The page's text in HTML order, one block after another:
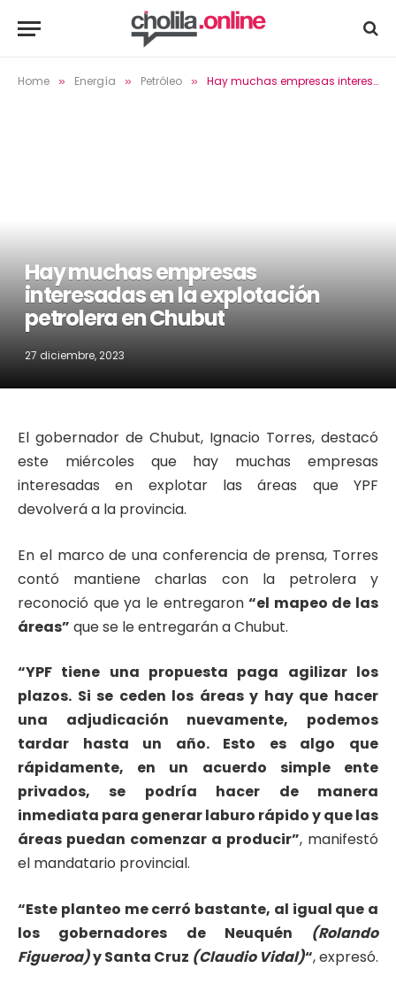
Home » Energía » Petróleo » Hay muchas empresas interesadas en la explotación petrolera en Chubut
Hay muchas empresas
interesadas en la explotación
petrolera en Chubut
27 diciembre, 2023
El gobernador de Chubut, Ignacio Torres, destacó
este miércoles que hay muchas empresas
interesadas en explotar las áreas que YPF
devolverá a la provincia.
En el marco de una conferencia de prensa, Torres
contó mantiene charlas con la petrolera y
reconoció que ya le entregaron“el mapeo de las
áreas” que se le entregarán a Chubut.
“YPF tiene una propuesta paga agilizar los
plazos. Si se ceden los áreas y hay que hacer
una adjudicación nuevamente, podemos
tardar hasta un año. Esto es algo que
rápidamente, en un acuerdo simple ente
privados, se podría hacer de manera
inmediata para generar laburo rápido y que las
áreas puedan comenzar a producir”, manifestó
el mandatario provincial.
“Este planteo me cerró bastante, al igual que a
los gobernadores de Neuquén (Rolando
Figueroa)y Santa Cruz (Claudio Vidal)“, expresó.